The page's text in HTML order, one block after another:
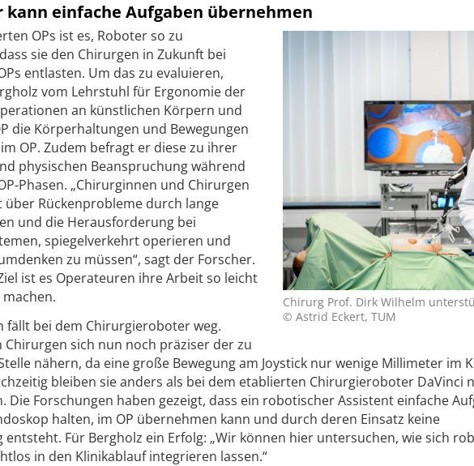
kann einfache Aufgaben übernehmen
Chirurg Prof. Dirk Wilhelm
© Astrid Eckert, TUM
OPs ist es, Roboter so zu
sie den Chirurgen in Zukunft bei
entlasten. Um das zu evaluieren,
vom Lehrstuhl für Ergonomie der
an künstlichen Körpern und
die Körperhaltungen und Bewegungen
OP. Zudem befragt er diese zu ihrer
physischen Beanspruchung während
Phasen. „Chirurginnen und Chirurgen
über Rückenprobleme durch lange
und die Herausforderung bei
spiegelverkehrt operieren und
zu müssen“, sagt der Forscher.
ist es Operateuren ihre Arbeit so leicht
fällt bei dem Chirurgieroboter weg.
Chirurgen sich nun noch präziser der zu
nähern, da eine große Bewegung am Joystick nur wenige Millimeter im
bleiben sie anders als bei dem etablierten Chirurgieroboter DaVinci
Die Forschungen haben gezeigt, dass ein robotischer Assistent einfache
halten, im OP übernehmen kann und durch deren Einsatz keine
entsteht. Für Bergholz ein Erfolg: „Wir können hier untersuchen, wie sich
in den Klinikablauf integrieren lassen.“